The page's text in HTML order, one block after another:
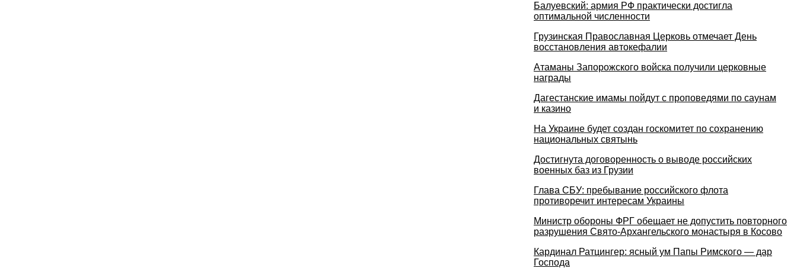
Балуевский: армия РФ практически достигла
оптимальной численности
Грузинская Православная Церковь отмечает День
восстановления автокефалии
Атаманы Запорожского войска получили церковные
награды
Дагестанские имамы пойдут с проповедями по саунам
и казино
На Украине будет создан госкомитет по сохранению
национальных святынь
Достигнута договоренность о выводе российских
военных баз из Грузии
Глава СБУ: пребывание российского флота
противоречит интересам Украины
Министр обороны ФРГ обещает не допустить повторного
разрушения Свято-Архангельского монастыря в Косово
Кардинал Ратцингер: ясный ум Папы Римского — дар
Господа